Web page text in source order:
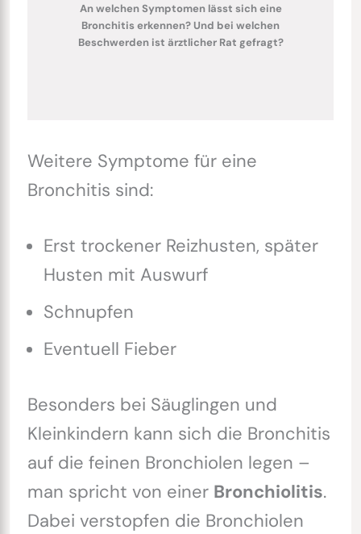
An welchen Symptomen lässt sich eine
Bronchitis erkennen? Und bei welchen
Beschwerden ist ärztlicher Rat gefragt?
Weitere Symptome für eine
Bronchitis sind:
Erst trockener Reizhusten, später
Husten mit Auswurf
Schnupfen
Eventuell Fieber
Besonders bei Säuglingen und
Kleinkindern kann sich die Bronchitis
auf die feinen Bronchiolen legen –
man spricht von einer Bronchiolitis.
Dabei verstopfen die Bronchiolen